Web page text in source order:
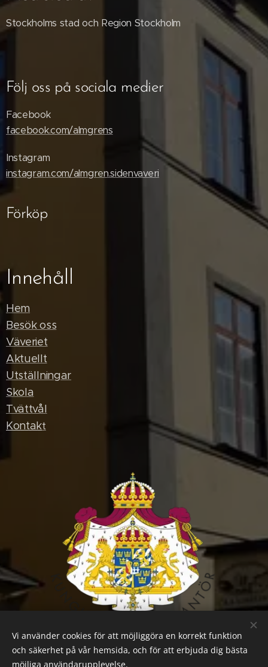
Stockholms stad och Region Stockholm
Följ oss på sociala medier
Facebook
facebook.com/almgrens
Instagram
instagram.com/almgren.sidenvaveri
Förköp
Innehåll
Hem
Besök oss
Väveriet
Aktuellt
Utställningar
Skola
Tvättvål
Kontakt
Vi använder cookies för att möjliggöra en korrekt funktion
och säkerhet på vår hemsida, och för att erbjuda dig bästa
möjliga användarupplevelse.